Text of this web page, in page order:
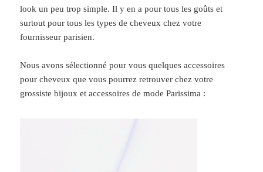
look un peu trop simple. Il y en a pour tous les goûts et
surtout pour tous les types de cheveux chez votre
fournisseur parisien.
Nous avons sélectionné pour vous quelques accessoires
pour cheveux que vous pourrez retrouver chez votre
grossiste bijoux et accessoires de mode Parissima :